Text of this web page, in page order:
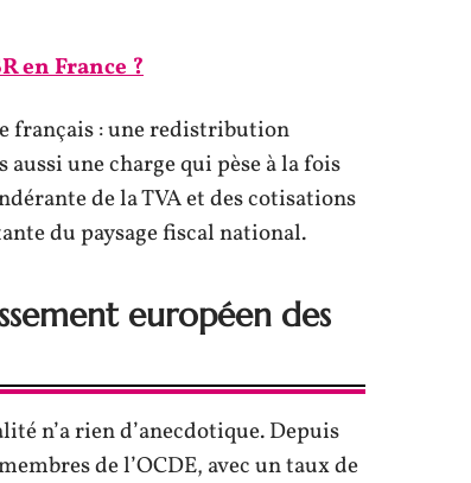
en France ?
français : une redistribution
une charge qui pèse à la fois
de la TVA et des cotisations
du paysage fiscal national.
européen des
n’a rien d’anecdotique. Depuis
de l’OCDE, avec un taux de